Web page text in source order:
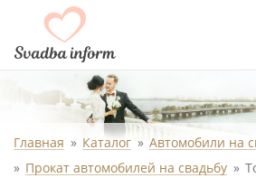
Главная Каталог
Автомобили на
Прокат автомобилей на свадьбу